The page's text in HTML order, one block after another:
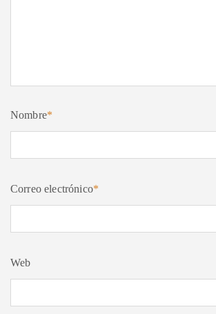
Nombre*
Correo electrónico*
Web